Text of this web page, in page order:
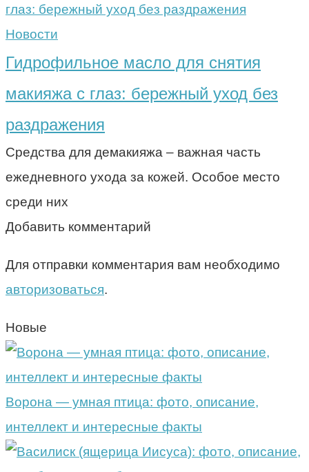
Новости
Гидрофильное масло для снятия
макияжа с глаз: бережный уход без
раздражения
Средства для демакияжа – важная часть
ежедневного ухода за кожей. Особое место
среди них
Добавить комментарий
Для отправки комментария вам необходимо
авторизоваться.
Новые
Ворона — умная птица: фото, описание,
интеллект и интересные факты